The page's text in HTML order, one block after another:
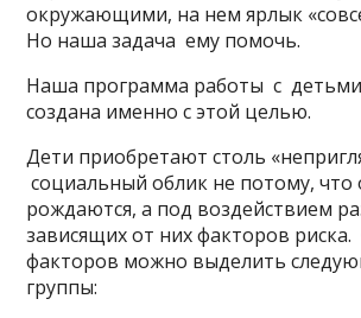
окружающими, на нем ярлык
Но наша задача ему помочь.
Наша программа работы с детьми
создана именно с этой целью.
Дети приобретают столь
социальный облик не потому, что
рождаются, а под воздействием
зависящих от них факторов
факторов можно выделить
группы: